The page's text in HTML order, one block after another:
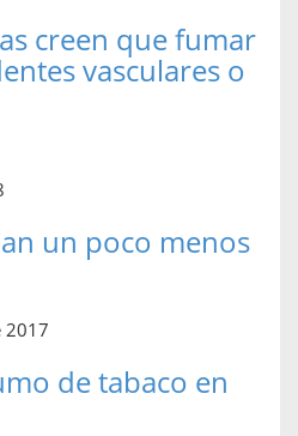
creen que fumar
vasculares o
un poco menos
2017
de tabaco en